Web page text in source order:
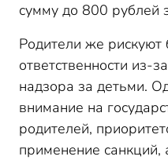
сумму до 800
Родители же
ответственности из-
надзора за детьми.
внимание на
родителей,
применение санкций,